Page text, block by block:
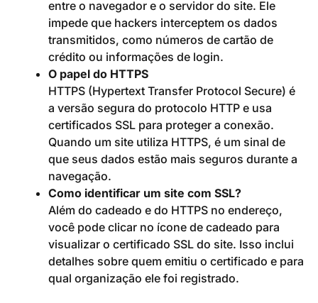
entre o navegador e o servidor do site. Ele
impede que hackers interceptem os dados
transmitidos, como números de cartão de
crédito ou informações de login.
O papel do HTTPS
HTTPS (Hypertext Transfer Protocol Secure) é
a versão segura do protocolo HTTP e usa
certificados SSL para proteger a conexão.
Quando um site utiliza HTTPS, é um sinal de
que seus dados estão mais seguros durante a
navegação.
Como identificar um site com SSL?
Além do cadeado e do HTTPS no endereço,
você pode clicar no ícone de cadeado para
visualizar o certificado SSL do site. Isso inclui
detalhes sobre quem emitiu o certificado e para
qual organização ele foi registrado.